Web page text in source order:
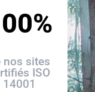
nos sites
ISO
14001